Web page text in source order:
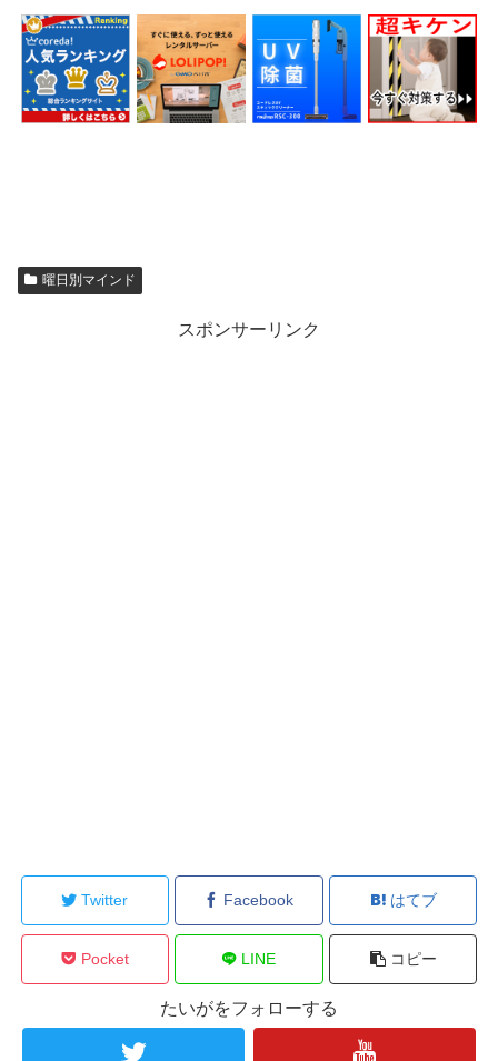
曜日別マインド
スポンサーリンク
Twitter Facebook はてブ
Pocket LINE コピー
たいがをフォローする